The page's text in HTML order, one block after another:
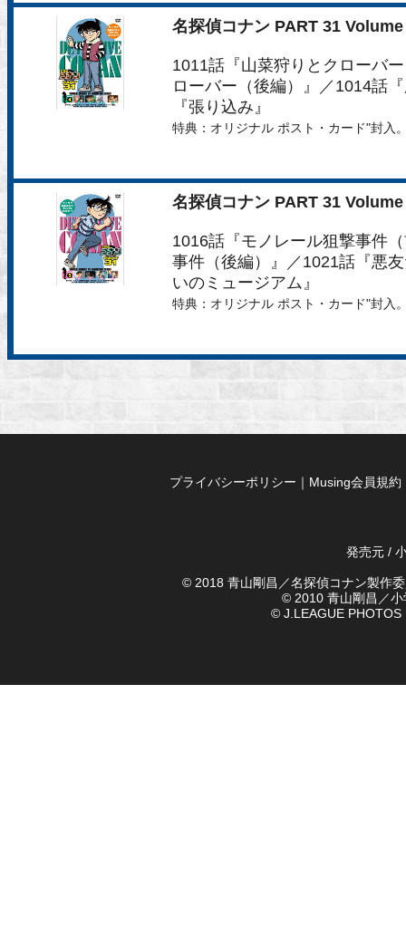
名探偵コナン PART 31 Volume
1011話『山菜狩りとクローバ
ローバー（後編）』／1014話
『張り込み』
特典：オリジナル ポスト・カード"封入
名探偵コナン PART 31 Volume
1016話『モノレール狙撃事件
事件（後編）』／1021話『悪
いのミュージアム』
特典：オリジナル ポスト・カード"封入
プライバシーポリシー ｜ Musing会員規約
発売元 /
© 2018 青山剛昌／名探偵コナン製作
© 2010 青山剛昌／
© J.LEAGUE